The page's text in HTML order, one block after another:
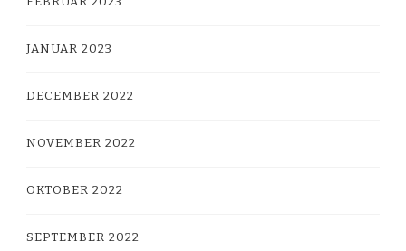
JANUAR 2023
DECEMBER 2022
NOVEMBER 2022
OKTOBER 2022
SEPTEMBER 2022